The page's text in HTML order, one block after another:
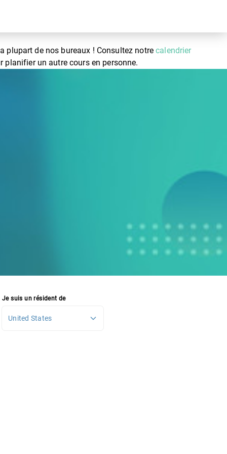
plupart de nos bureaux ! Consultez notrecalendrier
planifier un autre cours en personne.
Je suis un résident de
United States